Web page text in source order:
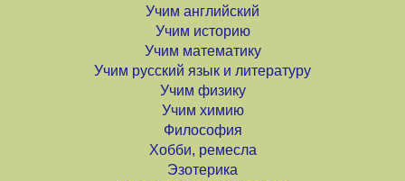
Учим английский
Учим историю
Учим математику
Учим русский язык и литературу
Учим физику
Учим химию
Философия
Хобби, ремесла
Эзотерика